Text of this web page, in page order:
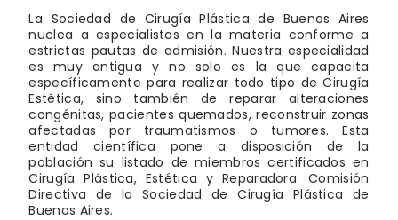
La Sociedad de Cirugía Plástica de Buenos Aires
nuclea a especialistas en la materia conforme a
estrictas pautas de admisión. Nuestra especialidad
es muy antigua y no solo es la que capacita
específicamente para realizar todo tipo de Cirugía
Estética, sino también de reparar alteraciones
congénitas, pacientes quemados, reconstruir zonas
afectadas por traumatismos o tumores. Esta
entidad científica pone a disposición de la
población su listado de miembros certificados en
Cirugía Plástica, Estética y Reparadora. Comisión
Directiva de la Sociedad de Cirugía Plástica de
Buenos Aires.